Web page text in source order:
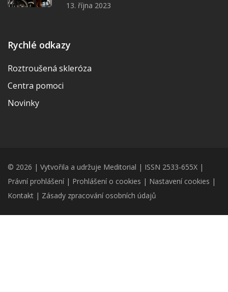
13. října 2023
Rychlé odkazy
Roztroušená skleróza
Centra pomoci
Novinky
© 2026 | Vytvořila a udržuje Meditorial | ISSN 2533-655X |
Právní prohlášení | Prohlášení o cookies | Nastavení cookies |
Kontakt | Zásady zpracování osobních údajů